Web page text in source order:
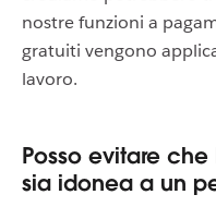
nostre funzioni a
gratuiti vengono
lavoro.
Posso evitare
sia idonea a un